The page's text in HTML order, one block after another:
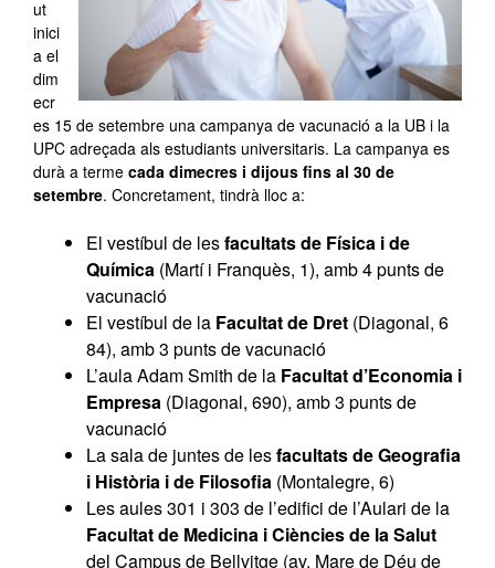
ut
inici
a el
dim
ecr
es 15 de setembre una campanya de vacunació a la UB i la
UPC adreçada als estudiants universitaris. La campanya es
durà a terme cada dimecres i dijous fins al 30 de
setembre. Concretament, tindrà lloc a:
El vestíbul de lesfacultats de Física i de
Química (Martí i Franquès, 1), amb 4 punts de
vacunació
El vestíbul de la Facultat de Dret (Diagonal, 6
84), amb 3 punts de vacunació
L’aula Adam Smith de la Facultat d’Economia i
Empresa (Diagonal, 690), amb 3 punts de
vacunació
La sala de juntes de lesfacultats de Geografia
i Història i de Filosofia (Montalegre, 6)
Les aules 301 i 303 de l’edifici de l’Aulari de la
Facultat de Medicina i Ciències de la Salut
del Campus de Bellvitge (av. Mare de Déu de